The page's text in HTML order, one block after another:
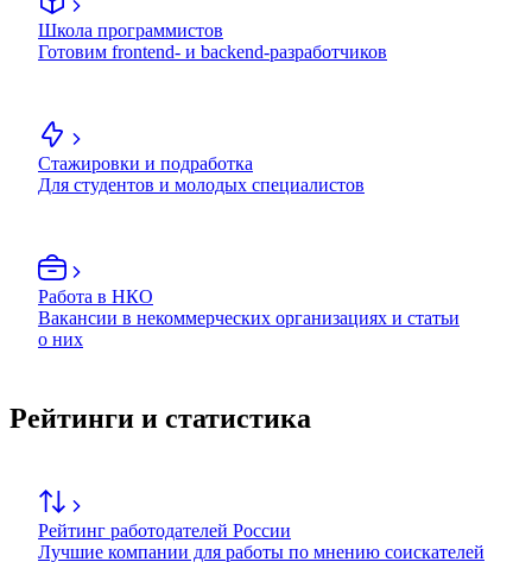
Школа программистов
Готовим frontend- и backend-разработчиков
Стажировки и подработка
Для студентов и молодых специалистов
Работа в НКО
Вакансии в некоммерческих организациях и статьи
о них
Рейтинги и статистика
Рейтинг работодателей России
Лучшие компании для работы по мнению соискателей